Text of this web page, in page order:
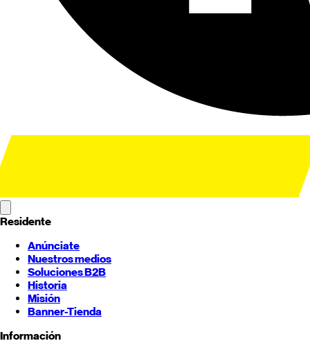
Residente
Anúnciate
Nuestros medios
Soluciones B2B
Historia
Misión
Banner-Tienda
Información